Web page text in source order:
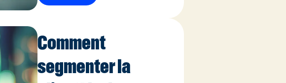
Comment
segmenter la